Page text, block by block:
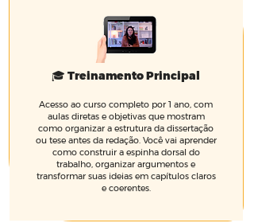
🎓 Treinamento Principal
Acesso ao curso completo por 1 ano, com
aulas diretas e objetivas que mostram
como organizar a estrutura da dissertação
ou tese antes da redação. Você vai aprender
como construir a espinha dorsal do
trabalho, organizar argumentos e
transformar suas ideias em capítulos claros
e coerentes.